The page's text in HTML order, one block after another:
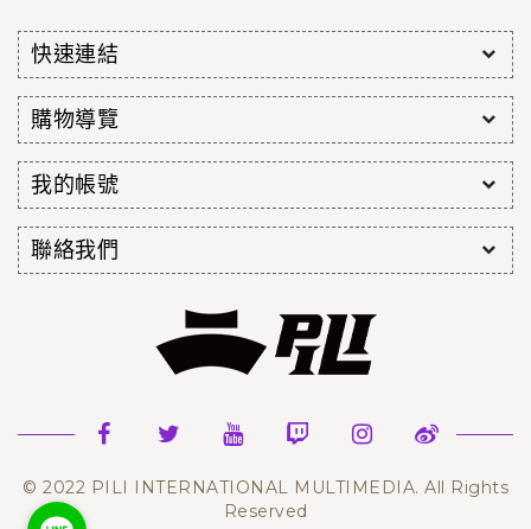
快速連結
購物導覽
我的帳號
聯絡我們
© 2022 PILI INTERNATIONAL MULTIMEDIA. All Rights
Reserved